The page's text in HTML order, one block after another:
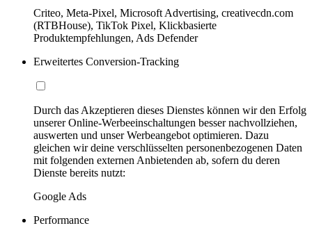
Criteo, Meta-Pixel, Microsoft Advertising, creativecdn.com
(RTBHouse), TikTok Pixel, Klickbasierte
Produktempfehlungen, Ads Defender
Erweitertes Conversion-Tracking
Durch das Akzeptieren dieses Dienstes können wir den Erfolg
unserer Online-Werbeeinschaltungen besser nachvollziehen,
auswerten und unser Werbeangebot optimieren. Dazu
gleichen wir deine verschlüsselten personenbezogenen Daten
mit folgenden externen Anbietenden ab, sofern du deren
Dienste bereits nutzt:
Google Ads
Performance